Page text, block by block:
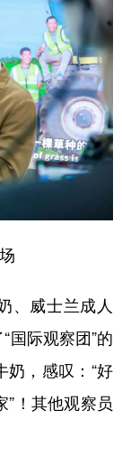
、威士兰成人
国际观察团”的
奶，感叹：“好
”！其他观察员